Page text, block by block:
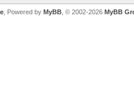
, Powered by MyBB, © 2002-2026 MyBB